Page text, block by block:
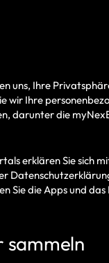
uns, Ihre
Ihre
darunter die
erklären Sie sich
Sie die Apps und
sammeln